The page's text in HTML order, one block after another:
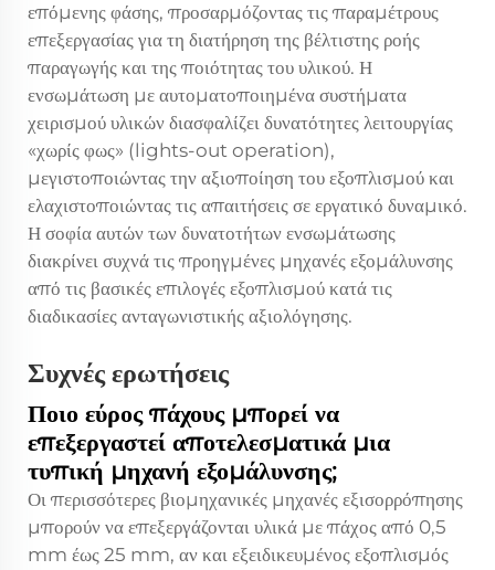
επόμενης φάσης, προσαρμόζοντας τις παραμέτρους
επεξεργασίας για τη διατήρηση της βέλτιστης ροής
παραγωγής και της ποιότητας του υλικού. Η
ενσωμάτωση με αυτοματοποιημένα συστήματα
χειρισμού υλικών διασφαλίζει δυνατότητες λειτουργίας
«χωρίς φως» (lights-out operation),
μεγιστοποιώντας την αξιοποίηση του εξοπλισμού και
ελαχιστοποιώντας τις απαιτήσεις σε εργατικό δυναμικό.
Η σοφία αυτών των δυνατοτήτων ενσωμάτωσης
διακρίνει συχνά τις προηγμένες μηχανές εξομάλυνσης
από τις βασικές επιλογές εξοπλισμού κατά τις
διαδικασίες ανταγωνιστικής αξιολόγησης.
Συχνές ερωτήσεις
Ποιο εύρος πάχους μπορεί να
επεξεργαστεί αποτελεσματικά μια
τυπική μηχανή εξομάλυνσης;
Οι περισσότερες βιομηχανικές μηχανές εξισορρόπησης
μπορούν να επεξεργάζονται υλικά με πάχος από 0,5
mm έως 25 mm, αν και εξειδικευμένος εξοπλισμός